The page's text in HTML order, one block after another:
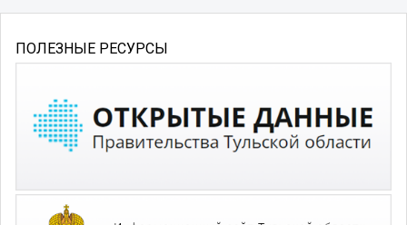
ПОЛЕЗНЫЕ РЕСУРСЫ